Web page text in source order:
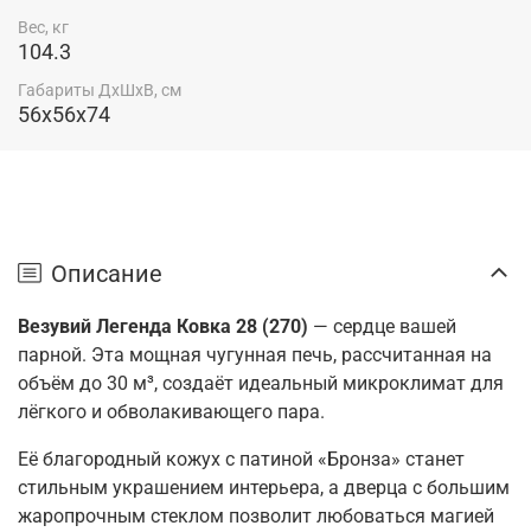
Вес, кг
104.3
Габариты ДхШхВ, см
56x56x74
Описание
Везувий Легенда Ковка 28 (270) — сердце вашей
парной. Эта мощная чугунная печь, рассчитанная на
объём до 30 м³, создаёт идеальный микроклимат для
лёгкого и обволакивающего пара.
Её благородный кожух с патиной «Бронза» станет
стильным украшением интерьера, а дверца с большим
жаропрочным стеклом позволит любоваться магией